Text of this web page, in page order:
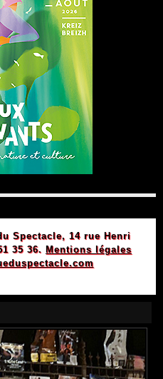
Spectacle, 14 rue Henri
35 36. Mentions légales